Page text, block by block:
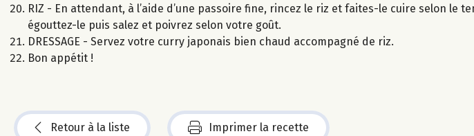
RIZ - En attendant, à l’aide d’une passoire fine, rincez le riz et faites-le cuire selon le
égouttez-le puis salez et poivrez selon votre goût.
DRESSAGE - Servez votre curry japonais bien chaud accompagné de riz.
Bon appétit !
Retour à la liste Imprimer la recette